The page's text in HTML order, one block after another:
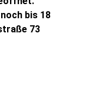
bis 18
73